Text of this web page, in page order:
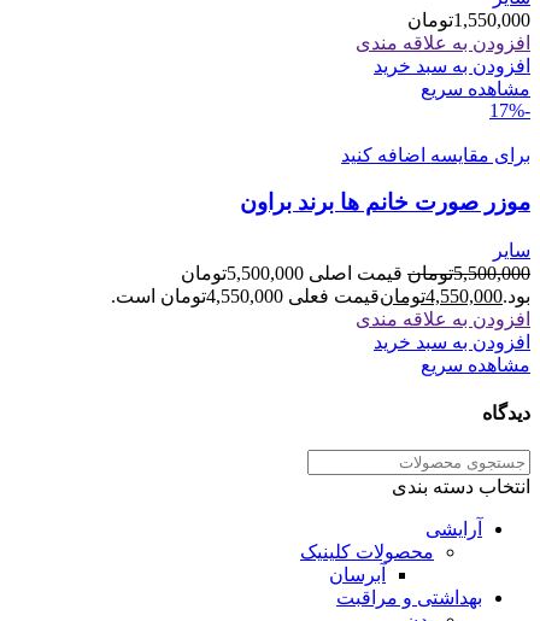
1,550,000تومان
افزودن به علاقه مندی
افزودن به سبد خرید
مشاهده سریع
-17%
برای مقایسه اضافه کنید
موزر صورت خانم ها برند براون
سایر
5,500,000تومان
قیمت اصلی 5,500,000تومان
بود.4,550,000تومانقیمت فعلی 4,550,000تومان است.
افزودن به علاقه مندی
افزودن به سبد خرید
مشاهده سریع
دیدگاه
انتخاب دسته بندی
آرایشی
محصولات کلینیک
آبرسان
بهداشتی و مراقبت